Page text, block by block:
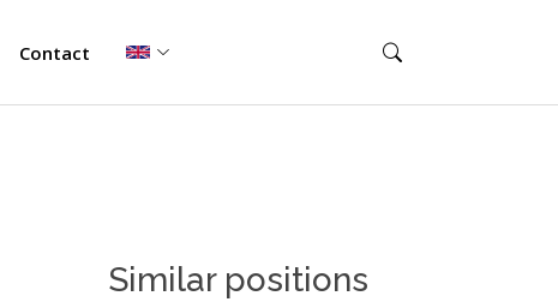
Contact
Similar positions